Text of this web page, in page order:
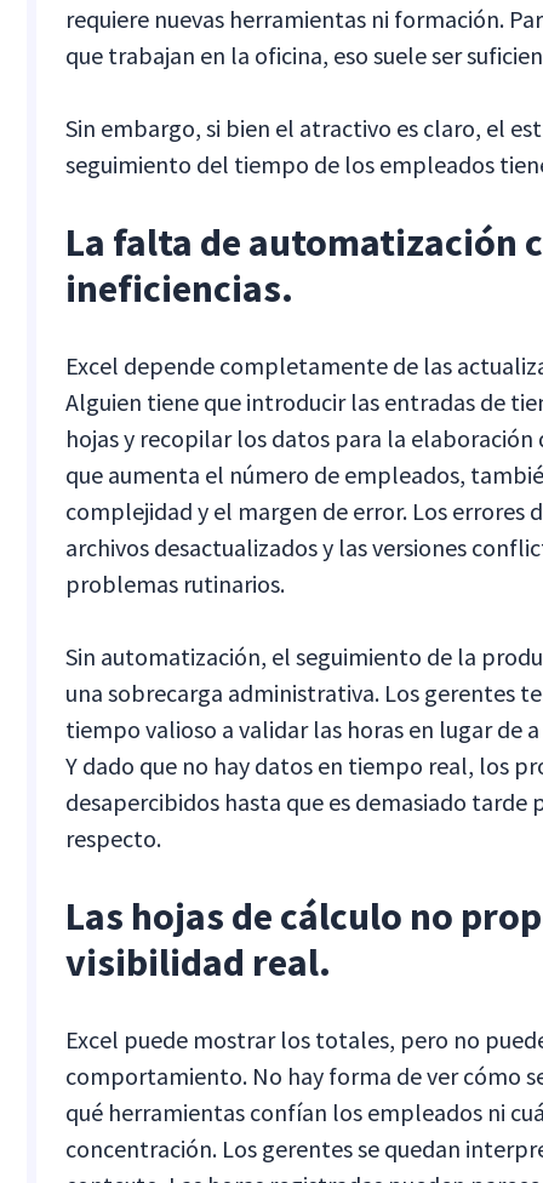
requiere nuevas herramientas ni formación.
que trabajan en la oficina, eso suele ser
Sin embargo, si bien el atractivo es claro, el
seguimiento del tiempo de los empleados
La falta de automatización
ineficiencias.
Excel depende completamente de las
Alguien tiene que introducir las entradas de
hojas y recopilar los datos para la elaboración
que aumenta el número de empleados,
complejidad y el margen de error. Los errores
archivos desactualizados y las versiones
problemas rutinarios.
Sin automatización, el seguimiento de la
una sobrecarga administrativa. Los gerentes
tiempo valioso a validar las horas en lugar de
Y dado que no hay datos en tiempo real, los
desapercibidos hasta que es demasiado tarde
respecto.
Las hojas de cálculo no
visibilidad real.
Excel puede mostrar los totales, pero no
comportamiento. No hay forma de ver cómo
qué herramientas confían los empleados ni
concentración. Los gerentes se quedan